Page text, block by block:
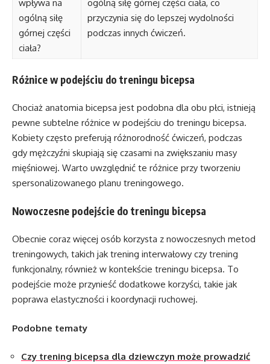
wpływa na
ogólną siłę
górnej części
ciała?
ogólną siłę górnej części ciała, co
przyczynia się do lepszej wydolności
podczas innych ćwiczeń.
Różnice w podejściu do treningu bicepsa
Chociaż anatomia bicepsa jest podobna dla obu płci, istnieją
pewne subtelne różnice w podejściu do treningu bicepsa.
Kobiety często preferują różnorodność ćwiczeń, podczas
gdy mężczyźni skupiają się czasami na zwiększaniu masy
mięśniowej. Warto uwzględnić te różnice przy tworzeniu
spersonalizowanego planu treningowego.
Nowoczesne podejście do treningu bicepsa
Obecnie coraz więcej osób korzysta z nowoczesnych metod
treningowych, takich jak trening interwałowy czy trening
funkcjonalny, również w kontekście treningu bicepsa. To
podejście może przynieść dodatkowe korzyści, takie jak
poprawa elastyczności i koordynacji ruchowej.
Podobne tematy
Czy trening bicepsa dla dziewczyn może prowadzić